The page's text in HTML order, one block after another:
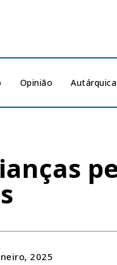
Opinião
2025